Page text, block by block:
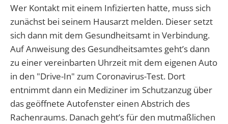
Wer Kontakt mit einem Infizierten hatte, muss sich
zunächst bei seinem Hausarzt melden. Dieser setzt
sich dann mit dem Gesundheitsamt in Verbindung.
Auf Anweisung des Gesundheitsamtes geht’s dann
zu einer vereinbarten Uhrzeit mit dem eigenen Auto
in den "Drive-In" zum Coronavirus-Test. Dort
entnimmt dann ein Mediziner im Schutzanzug über
das geöffnete Autofenster einen Abstrich des
Rachenraums. Danach geht’s für den mutmaßlichen